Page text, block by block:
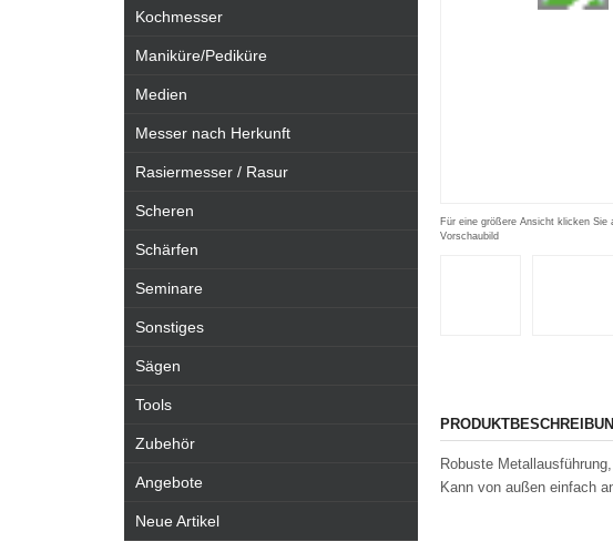
Für eine größere Ansicht klicken Sie
Vorschaubild
Robuste
Kann von außen einfach
Kochmesser
Maniküre/Pediküre
Medien
Messer nach Herkunft
Rasiermesser / Rasur
Scheren
Schärfen
Seminare
Sonstiges
Sägen
Tools
Zubehör
Angebote
Neue Artikel